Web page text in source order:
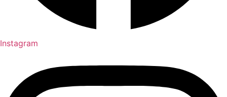
Instagram